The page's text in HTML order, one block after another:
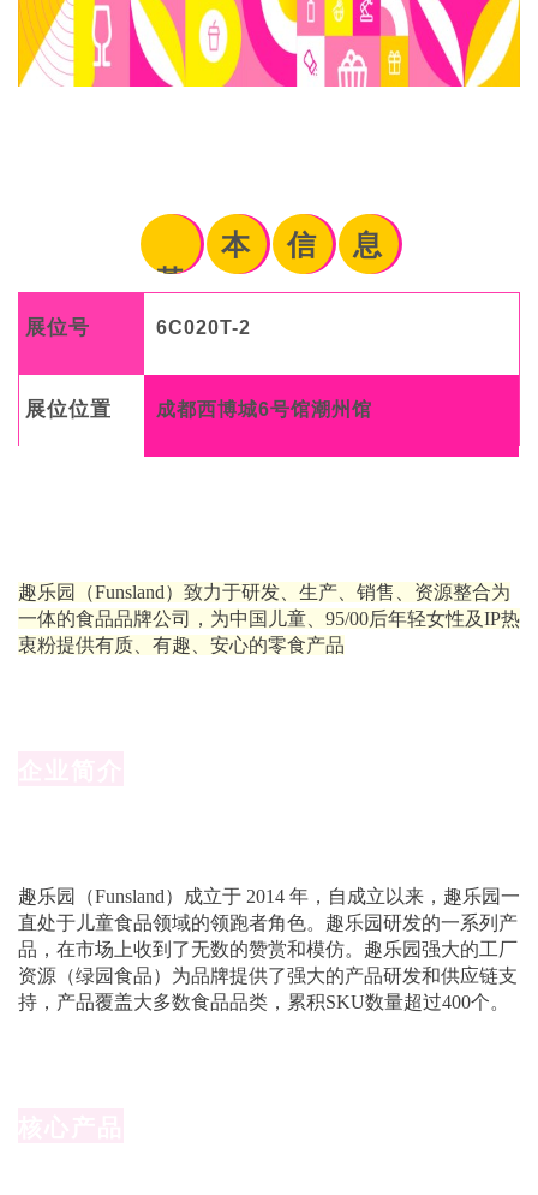
基
本 信 息
展位号 6C020T-2
展位位置 成都西博城6号馆潮州馆
趣乐园（Funsland）致力于研发、生产、销售、资源整合为
一体的食品品牌公司，为中国儿童、95/00后年轻女性及IP热
衷粉提供有质、有趣、安心的零食产品
趣乐园（Funsland）成立于 2014 年，自成立以来，趣乐园一
直处于儿童食品领域的领跑者角色。趣乐园研发的一系列产
品，在市场上收到了无数的赞赏和模仿。趣乐园强大的工厂
资源（绿园食品）为品牌提供了强大的产品研发和供应链支
持，产品覆盖大多数食品品类，累积SKU数量超过400个。